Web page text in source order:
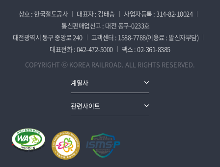
상호 : 한국철도공사 대표자 : 김태승
사업자등록 : 314-82-10024
통신판매업신고 : 대전 동구-0233호
대전광역시 동구 중앙로 240
고객센터 : 1588-7788(이용료 : 발신자부담)
대표전화 : 042-472-5000
팩스 : 02-361-8385
COPYRIGHT ⓒ KOREA RAILROAD. ALL RIGHTS RESERVED.
계열사
관련사이트